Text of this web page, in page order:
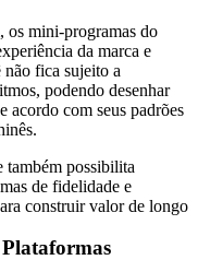
os mini-programas do
da marca e
não fica sujeito a
podendo desenhar
acordo com seus padrões
também possibilita
de fidelidade e
construir valor de longo